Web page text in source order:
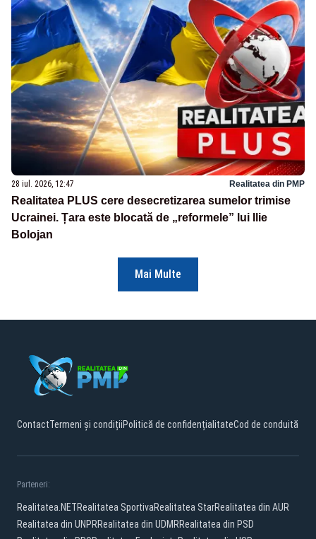
28 iul. 2026, 12:47 Realitatea din PMP
Realitatea PLUS cere desecretizarea sumelor trimise
Ucrainei. Țara este blocată de „reformele” lui Ilie
Bolojan
Mai Multe
ContactTermeni și condițiiPolitică de confidențialitateCod de conduită
Parteneri:
Realitatea.NETRealitatea SportivaRealitatea StarRealitatea din AUR
Realitatea din UNPRRealitatea din UDMRRealitatea din PSD